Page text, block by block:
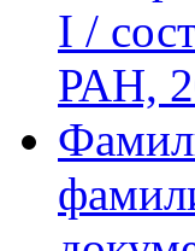
I /
РАН,